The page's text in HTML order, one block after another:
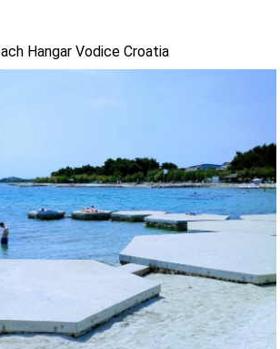
Hangar Vodice Croatia